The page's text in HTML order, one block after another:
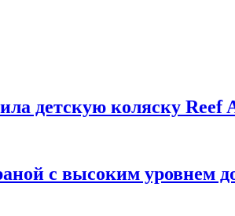
детскую коляску Reef
с высоким уровнем